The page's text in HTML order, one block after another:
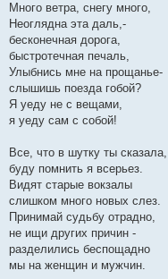
Много ветра, снегу много,
Неоглядна эта даль,-
бесконечная дорога,
быстротечная печаль,
Улыбнись мне на прощанье-
слышишь поезда гобой?
Я уеду не с вещами,
я уеду сам с собой!
Все, что в шутку ты сказала,
буду помнить я всерьез.
Видят старые вокзалы
слишком много новых слез.
Принимай судьбу отрадно,
не ищи других причин -
разделились беспощадно
мы на женщин и мужчин.